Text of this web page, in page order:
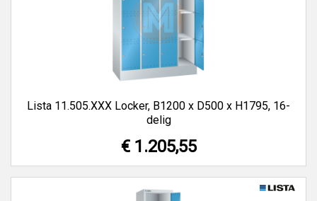
Lista 11.505.XXX Locker, B1200 x D500 x H1795, 16-
delig
€ 1.205,55